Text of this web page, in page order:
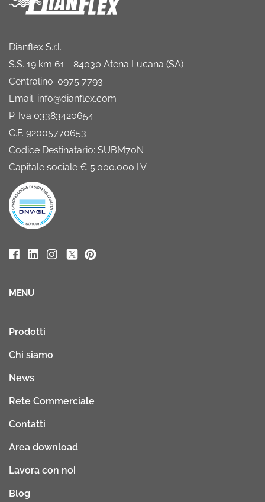
Dianflex S.r.l.
S.S. 19 km 61 - 84030 Atena Lucana (SA)
Centralino: 0975 7793
Email: info@dianflex.com
P. Iva 03383420654
C.F. 92005770653
Codice Destinatario: SUBM70N
Capitale sociale € 5.000.000 I.V.
MENU
Prodotti
Chi siamo
News
Rete Commerciale
Contatti
Area download
Lavora con noi
Blog